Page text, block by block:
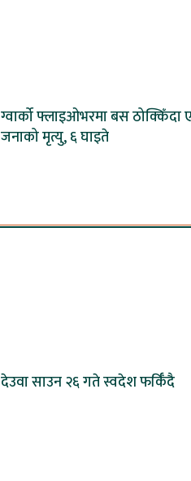
ग्वार्को फ्लाइओभरमा बस ठोक्किँदा
जनाको मृत्यु, ६ घाइते
देउवा साउन २६ गते स्वदेश फर्किँदै